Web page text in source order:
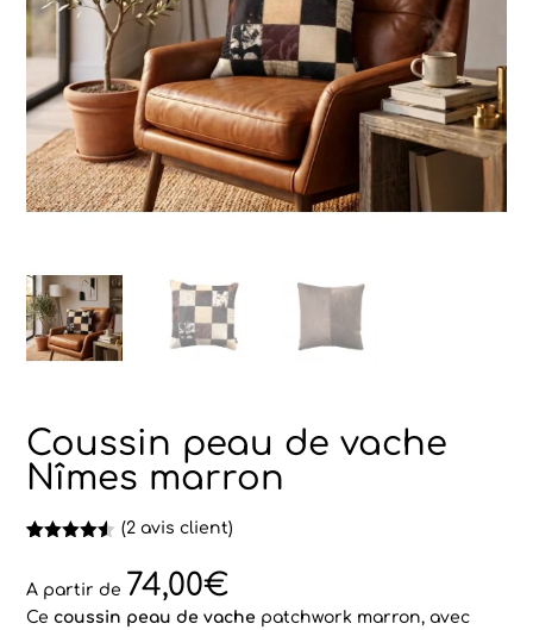
Coussin peau de vache
Nîmes marron
basé sur
notations
client
(2 avis client)
A partir de 74,00€
Ce coussin peau de vache patchwork marron, avec